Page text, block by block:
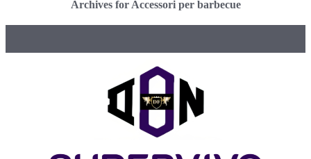
Archives for Accessori per barbecue